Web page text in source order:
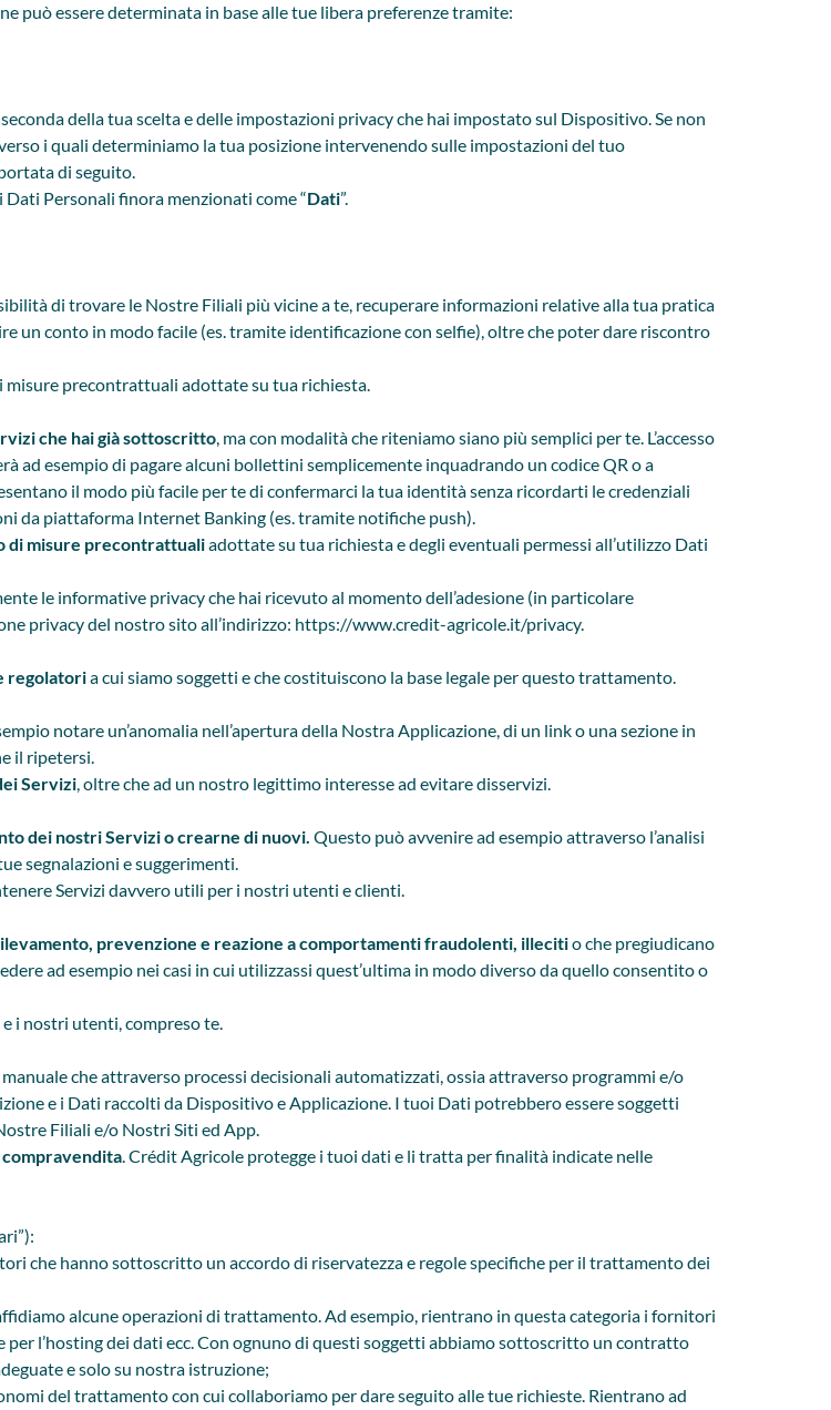
può essere determinata in base alle tue libera preferenze tramite:
della tua scelta e delle impostazioni privacy che hai impostato sul Dispositivo. Se non
i quali determiniamo la tua posizione intervenendo sulle impostazioni del tuo
di seguito.
Personali finora menzionati come “Dati”.
di trovare le Nostre Filiali più vicine a te, recuperare informazioni relative alla tua pratica
un conto in modo facile (es. tramite identificazione con selfie), oltre che poter dare riscontro
misure precontrattuali adottate su tua richiesta.
che hai già sottoscritto, ma con modalità che riteniamo siano più semplici per te. L’accesso
ad esempio di pagare alcuni bollettini semplicemente inquadrando un codice QR o a
il modo più facile per te di confermarci la tua identità senza ricordarti le credenziali
da piattaforma Internet Banking (es. tramite notifiche push).
di misure precontrattualiadottate su tua richiesta e degli eventuali permessi all’utilizzo Dati
le informative privacy che hai ricevuto al momento dell’adesione (in particolare
privacy del nostro sito all’indirizzo: https://www.credit-agricole.it/privacy.
regolatoria cui siamo soggetti e che costituiscono la base legale per questo trattamento.
notare un’anomalia nell’apertura della Nostra Applicazione, di un link o una sezione in
il ripetersi.
Servizi, oltre che ad un nostro legittimo interesse ad evitare disservizi.
dei nostri Servizi o crearne di nuovi. Questo può avvenire ad esempio attraverso l’analisi
segnalazioni e suggerimenti.
Servizi davvero utili per i nostri utenti e clienti.
prevenzione e reazione a comportamenti fraudolenti, illecitio che pregiudicano
ad esempio nei casi in cui utilizzassi quest’ultima in modo diverso da quello consentito o
i nostri utenti, compreso te.
che attraverso processi decisionali automatizzati, ossia attraverso programmi e/o
e i Dati raccolti da Dispositivo e Applicazione. I tuoi Dati potrebbero essere soggetti
Filiali e/o Nostri Siti ed App.
. Crédit Agricole protegge i tuoi dati e li tratta per finalità indicate nelle
che hanno sottoscritto un accordo di riservatezza e regole specifiche per il trattamento dei
alcune operazioni di trattamento. Ad esempio, rientrano in questa categoria i fornitori
l’hosting dei dati ecc. Con ognuno di questi soggetti abbiamo sottoscritto un contratto
e solo su nostra istruzione;
del trattamento con cui collaboriamo per dare seguito alle tue richieste. Rientrano ad